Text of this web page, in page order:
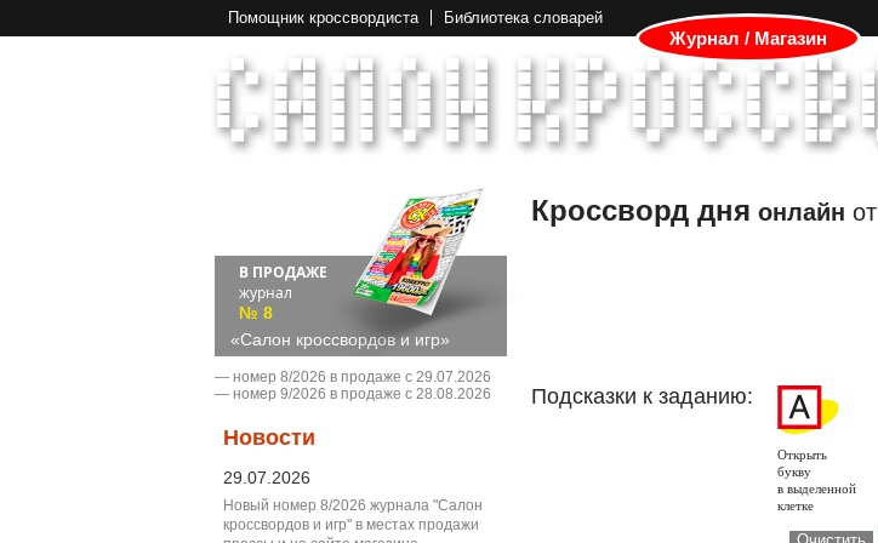
Помощник кроссвордиста Библиотека словарей
Журнал / Магазин
В ПРОДАЖЕ
журнал
№ 8
«Салон кроссвордов и игр»
― номер 8/2026 в продаже с 29.07.2026
― номер 9/2026 в продаже с 28.08.2026
Новости
29.07.2026
Новый номер 8/2026 журнала "Салон
кроссвордов и игр" в местах продажи
Кроссворд дня онлайн от
Подсказки к заданию:
Открыть
букву
в выделенной
клетке